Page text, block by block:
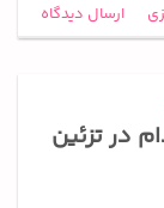
ارسال دیدگاه
در تزئین